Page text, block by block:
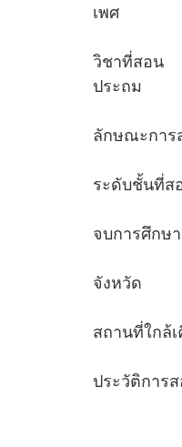
เพศ :
วิชาที่สอน :
ประถม
ลักษณะการ
ระดับชั้นที่ส
จบการศึกษ
จังหวั
สถานที่ใกล้
ประวัติการ